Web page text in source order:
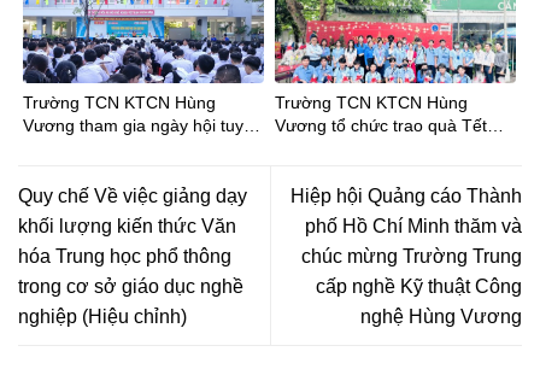
KTCNHùng Vương
Trường TCN KTCN Hùng
Vương tham gia ngày hội tuyển
Trường TCN KTCN Hùng
Vương tổ chức trao quà Tết
Quy chế Về việc giảng dạy
khối lượng kiến thức Văn
hóa Trung học phổ thông
trong cơ sở giáo dục nghề
nghiệp (Hiệu chỉnh)
Hiệp hội Quảng cáo Thành
phố Hồ Chí Minh thăm và
chúc mừng Trường Trung
cấp nghề Kỹ thuật Công
nghệ Hùng Vương